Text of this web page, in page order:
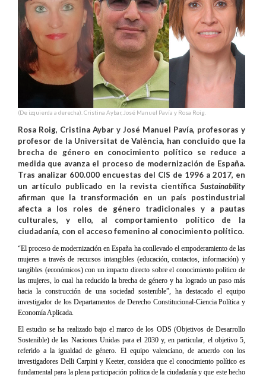
(De izquierda a derecha). Cristina Aybar, José Manuel Pavía y Rosa Roig.
Rosa Roig, Cristina Aybar y José Manuel Pavía, profesoras y
profesor de la Universitat de València, han concluido que la
brecha de género en conocimiento político se reduce a
medida que avanza el proceso de modernización de España.
Tras analizar 600.000 encuestas del CIS de 1996 a 2017, en
un artículo publicado en la revista científica Sustainability
afirman que la transformación en un país postindustrial
afecta a los roles de género tradicionales y a pautas
culturales, y ello, al comportamiento político de la
ciudadanía, con el acceso femenino al conocimiento político.
“El proceso de modernización en España ha conllevado el empoderamiento de las
mujeres a través de recursos intangibles (educación, contactos, información) y
tangibles (económicos) con un impacto directo sobre el conocimiento político de
las mujeres, lo cual ha reducido la brecha de género y ha logrado un paso más
hacia la construcción de una sociedad sostenible”, ha destacado el equipo
investigador de los Departamentos de Derecho Constitucional-Ciencia Política y
Economía Aplicada.
El estudio se ha realizado bajo el marco de los ODS (Objetivos de Desarrollo
Sostenible) de las Naciones Unidas para el 2030 y, en particular, el objetivo 5,
referido a la igualdad de género. El equipo valenciano, de acuerdo con los
investigadores Delli Carpini y Keeter, considera que el conocimiento político es
fundamental para la plena participación política de la ciudadanía y que este hecho